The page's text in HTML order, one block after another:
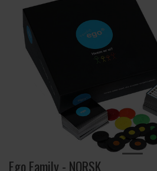
Ego Family - NORSK